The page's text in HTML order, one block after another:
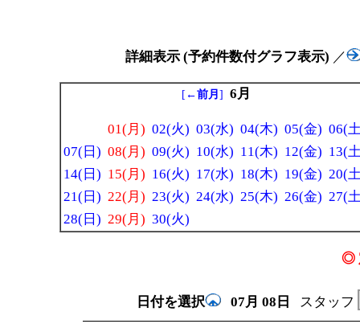
詳細表示 (予約件数付グラフ表示) ／
[ ←前月 ] 6月
01(月) 02(火) 03(水) 04(木) 05(金) 06(
07(日) 08(月) 09(火) 10(水) 11(木) 12(金) 13(
14(日) 15(月) 16(火) 17(水) 18(木) 19(金) 20(
21(日) 22(月) 23(火) 24(水) 25(木) 26(金) 27(
28(日) 29(月) 30(火)
◎
日付を選択 07月 08日 スタッフ